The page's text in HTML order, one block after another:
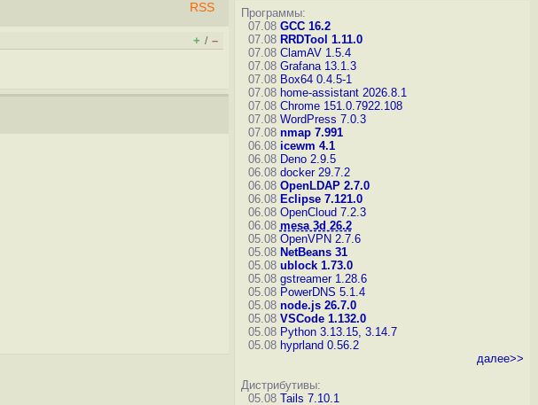
RSS
+ / –
Программы:
07.08 GCC 16.2
07.08 RRDTool 1.11.0
07.08 ClamAV 1.5.4
07.08 Grafana 13.1.3
07.08 Box64 0.4.5-1
07.08 home-assistant 2026.8.1
07.08 Chrome 151.0.7922.108
07.08 WordPress 7.0.3
07.08 nmap 7.991
06.08 icewm 4.1
06.08 Deno 2.9.5
06.08 docker 29.7.2
06.08 OpenLDAP 2.7.0
06.08 Eclipse 7.121.0
06.08 OpenCloud 7.2.3
06.08 mesa 3d 26.2
05.08 OpenVPN 2.7.6
05.08 NetBeans 31
05.08 ublock 1.73.0
05.08 gstreamer 1.28.6
05.08 PowerDNS 5.1.4
05.08 node.js 26.7.0
05.08 VSCode 1.132.0
05.08 Python 3.13.15, 3.14.7
05.08 hyprland 0.56.2
далее>>
Дистрибутивы:
05.08 Tails 7.10.1